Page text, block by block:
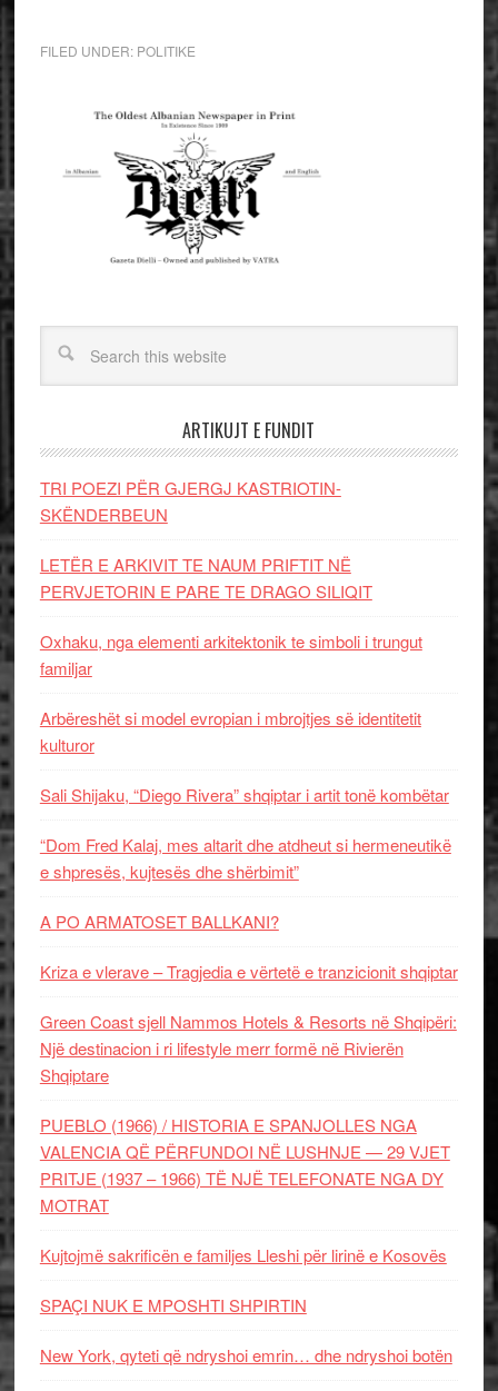
FILED UNDER: POLITIKE
ARTIKUJT E FUNDIT
TRI POEZI PËR GJERGJ KASTRIOTIN-
SKËNDERBEUN
LETËR E ARKIVIT TE NAUM PRIFTIT NË
PERVJETORIN E PARE TE DRAGO SILIQIT
Oxhaku, nga elementi arkitektonik te simboli i trungut
familjar
Arbëreshët si model evropian i mbrojtjes së identitetit
kulturor
Sali Shijaku, “Diego Rivera” shqiptar i artit tonë kombëtar
“Dom Fred Kalaj, mes altarit dhe atdheut si hermeneutikë
e shpresës, kujtesës dhe shërbimit”
A PO ARMATOSET BALLKANI?
Kriza e vlerave – Tragjedia e vërtetë e tranzicionit shqiptar
Green Coast sjell Nammos Hotels & Resorts në Shqipëri:
Një destinacion i ri lifestyle merr formë në Rivierën
Shqiptare
PUEBLO (1966) / HISTORIA E SPANJOLLES NGA
VALENCIA QË PËRFUNDOI NË LUSHNJE — 29 VJET
PRITJE (1937 – 1966) TË NJË TELEFONATE NGA DY
MOTRAT
Kujtojmë sakrificën e familjes Lleshi për lirinë e Kosovës
SPAÇI NUK E MPOSHTI SHPIRTIN
New York, qyteti që ndryshoi emrin… dhe ndryshoi botën